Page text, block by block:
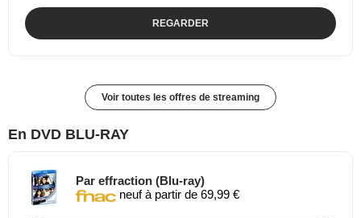
REGARDER
Voir toutes les offres de streaming
En DVD BLU-RAY
Par effraction (Blu-ray)
neuf à partir de 69,99 €